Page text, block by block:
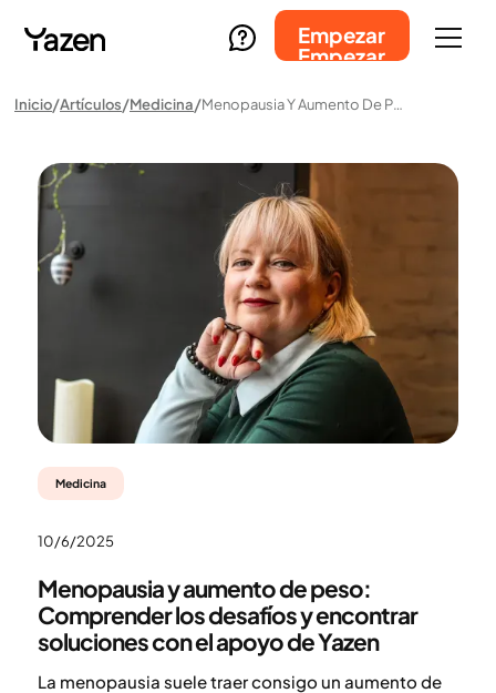
Empezar
Empezar
Inicio Artículos Medicina Menopausia Y Aumento De Peso: Comprender Los Desafíos Y Encontrar Soluciones Con El Apoyo De Yazen
Medicina
10/6/2025
Menopausia y aumento de peso:
Comprender los desafíos y encontrar
soluciones con el apoyo de Yazen
La menopausia suele traer consigo un aumento de